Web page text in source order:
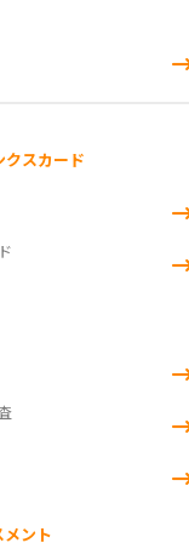
クスカード
メント